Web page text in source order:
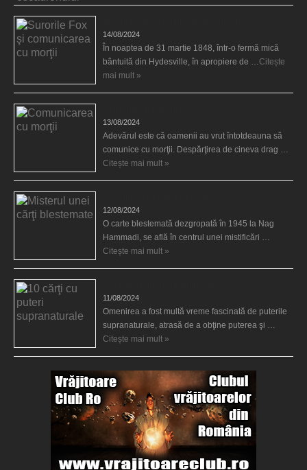
14/08/2024
În noaptea de 31 martie 1848, într-o fermă mică
bântuită din Hydesville, în apropiere de …Citește
mai mult »
13/08/2024
Adevărul este că oamenii au vrut întotdeauna să
comunice cu morţii. Despărţirea de cineva drag …
Citește mai mult »
12/08/2024
O carte blestemată dezgropată în 1945 la Nag
Hammadi, se află în centrul unei mistificări …
Citește mai mult »
11/08/2024
Omenirea a fost multă vreme fascinată de puterile
supranaturale, atrasă de a obţine puterea şi …
Citește mai mult »